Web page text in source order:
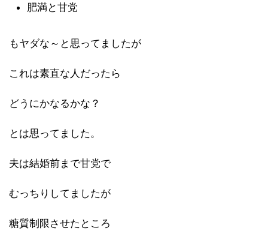
肥満と甘党
もヤダな～と思ってましたが
これは素直な人だったら
どうにかなるかな？
とは思ってました。
夫は結婚前まで甘党で
むっちりしてましたが
糖質制限させたところ